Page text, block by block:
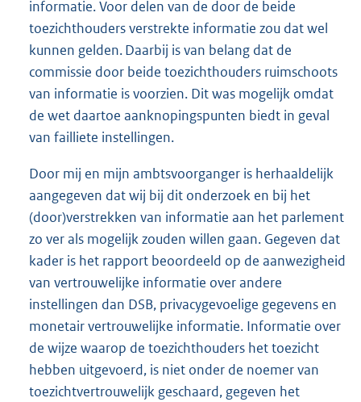
informatie. Voor delen van de door de beide
toezichthouders verstrekte informatie zou dat wel
kunnen gelden. Daarbij is van belang dat de
commissie door beide toezichthouders ruimschoots
van informatie is voorzien. Dit was mogelijk omdat
de wet daartoe aanknopingspunten biedt in geval
van failliete instellingen.
Door mij en mijn ambtsvoorganger is herhaaldelijk
aangegeven dat wij bij dit onderzoek en bij het
(door)verstrekken van informatie aan het parlement
zo ver als mogelijk zouden willen gaan. Gegeven dat
kader is het rapport beoordeeld op de aanwezigheid
van vertrouwelijke informatie over andere
instellingen dan DSB, privacygevoelige gegevens en
monetair vertrouwelijke informatie. Informatie over
de wijze waarop de toezichthouders het toezicht
hebben uitgevoerd, is niet onder de noemer van
toezichtvertrouwelijk geschaard, gegeven het